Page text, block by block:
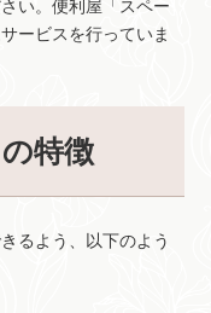
い。便利屋「スペー
ービスを行っていま
特徴
るよう、以下のよう